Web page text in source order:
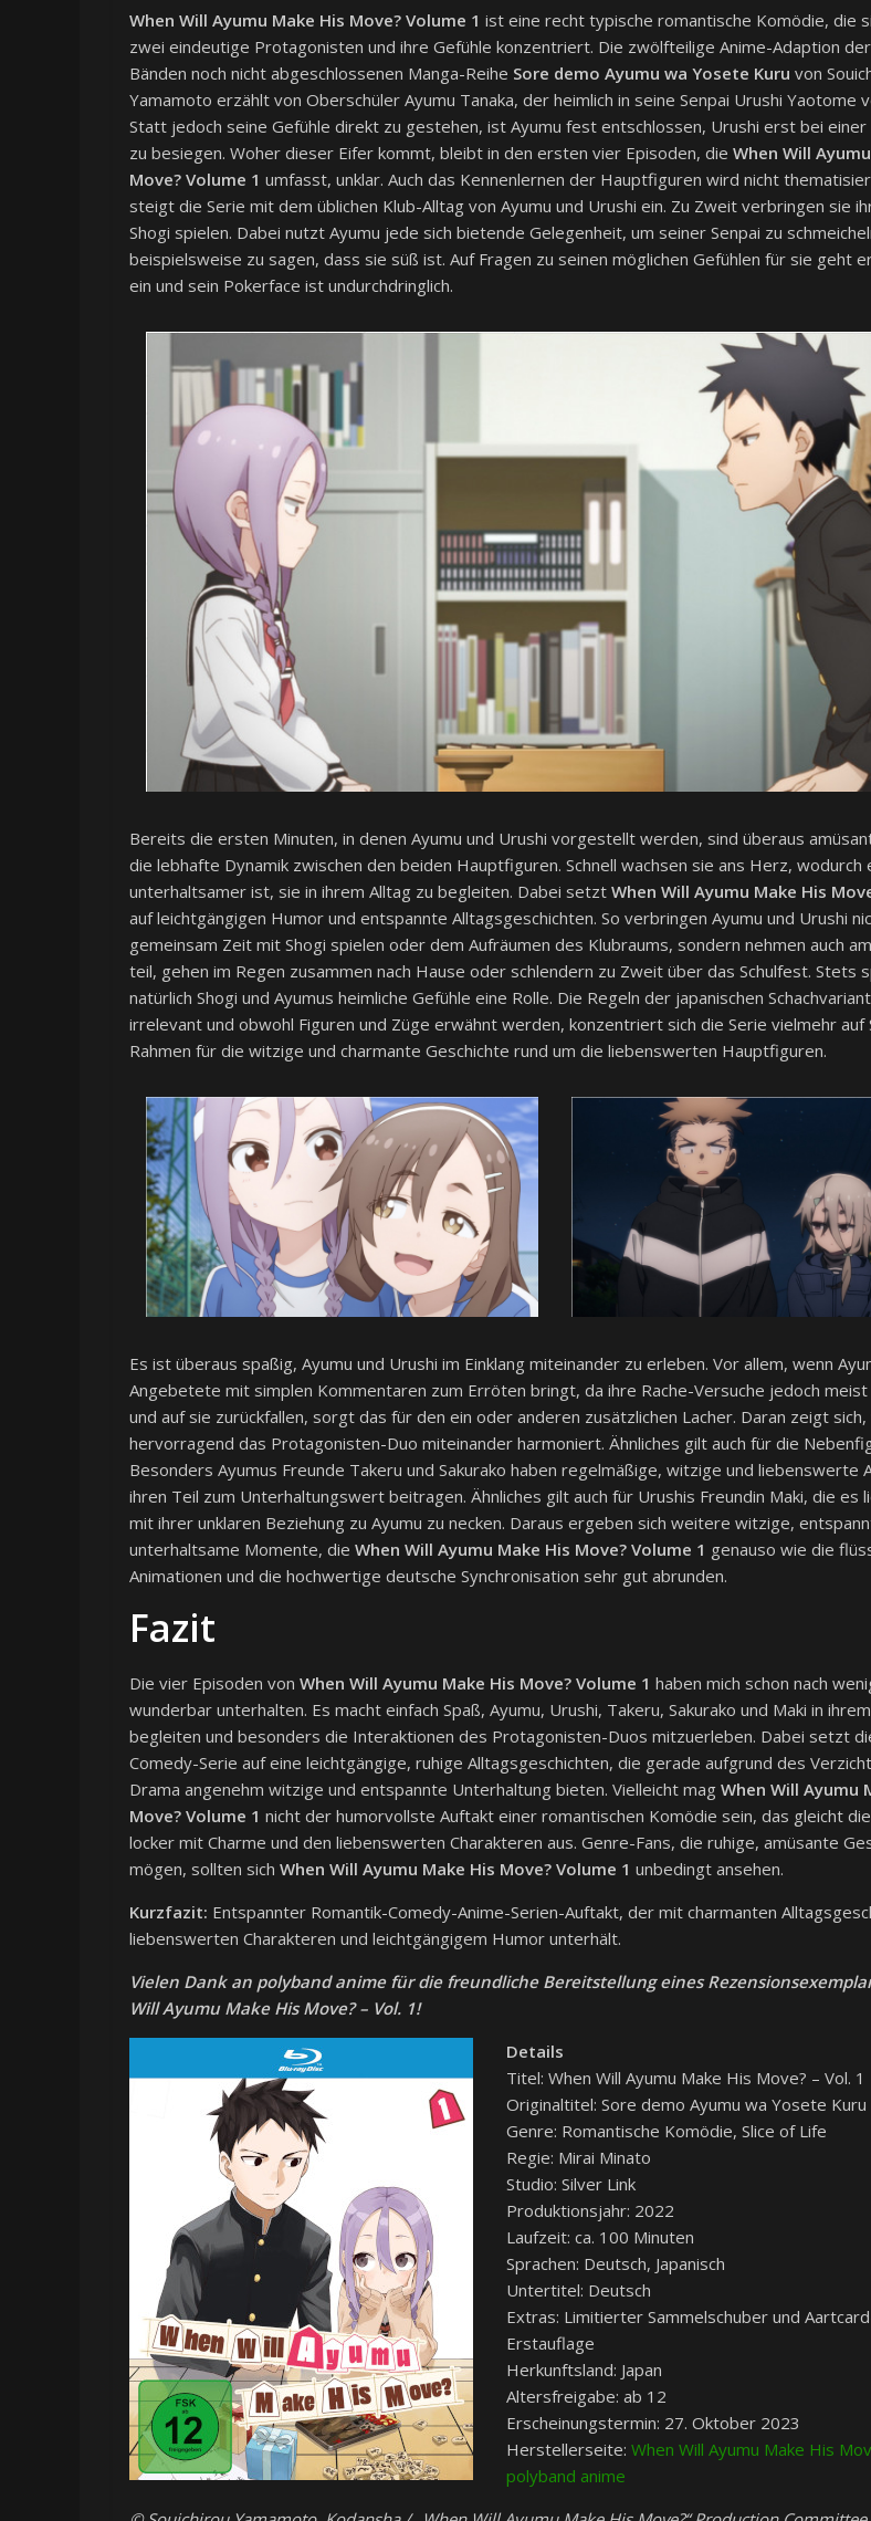
When Will Ayumu Make His Move? Volume 1 ist eine recht typische romantische Komödie, die
zwei eindeutige Protagonisten und ihre Gefühle konzentriert. Die zwölfteilige Anime-Adaption
Bänden noch nicht abgeschlossenen Manga-Reihe Sore demo Ayumu wa Yosete Kuru von
Yamamoto erzählt von Oberschüler Ayumu Tanaka, der heimlich in seine Senpai Urushi Yaotome
Statt jedoch seine Gefühle direkt zu gestehen, ist Ayumu fest entschlossen, Urushi erst bei einer
zu besiegen. Woher dieser Eifer kommt, bleibt in den ersten vier Episoden, die When Will
Move? Volume 1 umfasst, unklar. Auch das Kennenlernen der Hauptfiguren wird nicht
steigt die Serie mit dem üblichen Klub-Alltag von Ayumu und Urushi ein. Zu Zweit verbringen sie
Shogi spielen. Dabei nutzt Ayumu jede sich bietende Gelegenheit, um seiner Senpai zu
beispielsweise zu sagen, dass sie süß ist. Auf Fragen zu seinen möglichen Gefühlen für sie geht
ein und sein Pokerface ist undurchdringlich.
Bereits die ersten Minuten, in denen Ayumu und Urushi vorgestellt werden, sind überaus
die lebhafte Dynamik zwischen den beiden Hauptfiguren. Schnell wachsen sie ans Herz, wodurch
unterhaltsamer ist, sie in ihrem Alltag zu begleiten. Dabei setzt When Will Ayumu Make His
auf leichtgängigen Humor und entspannte Alltagsgeschichten. So verbringen Ayumu und Urushi
gemeinsam Zeit mit Shogi spielen oder dem Aufräumen des Klubraums, sondern nehmen auch
teil, gehen im Regen zusammen nach Hause oder schlendern zu Zweit über das Schulfest. Stets
natürlich Shogi und Ayumus heimliche Gefühle eine Rolle. Die Regeln der japanischen
irrelevant und obwohl Figuren und Züge erwähnt werden, konzentriert sich die Serie vielmehr auf
Rahmen für die witzige und charmante Geschichte rund um die liebenswerten Hauptfiguren.
Es ist überaus spaßig, Ayumu und Urushi im Einklang miteinander zu erleben. Vor allem, wenn
Angebetete mit simplen Kommentaren zum Erröten bringt, da ihre Rache-Versuche jedoch meist
und auf sie zurückfallen, sorgt das für den ein oder anderen zusätzlichen Lacher. Daran zeigt sich,
hervorragend das Protagonisten-Duo miteinander harmoniert. Ähnliches gilt auch für die
Besonders Ayumus Freunde Takeru und Sakurako haben regelmäßige, witzige und liebenswerte
ihren Teil zum Unterhaltungswert beitragen. Ähnliches gilt auch für Urushis Freundin Maki, die es
mit ihrer unklaren Beziehung zu Ayumu zu necken. Daraus ergeben sich weitere witzige,
unterhaltsame Momente, die When Will Ayumu Make His Move? Volume 1 genauso wie die
Animationen und die hochwertige deutsche Synchronisation sehr gut abrunden.
Fazit
Die vier Episoden von When Will Ayumu Make His Move? Volume 1 haben mich schon nach
wunderbar unterhalten. Es macht einfach Spaß, Ayumu, Urushi, Takeru, Sakurako und Maki in
begleiten und besonders die Interaktionen des Protagonisten-Duos mitzuerleben. Dabei setzt
Comedy-Serie auf eine leichtgängige, ruhige Alltagsgeschichten, die gerade aufgrund des
Drama angenehm witzige und entspannte Unterhaltung bieten. Vielleicht mag When Will Ayumu
Move? Volume 1 nicht der humorvollste Auftakt einer romantischen Komödie sein, das gleicht
locker mit Charme und den liebenswerten Charakteren aus. Genre-Fans, die ruhige, amüsante
mögen, sollten sich When Will Ayumu Make His Move? Volume 1 unbedingt ansehen.
Kurzfazit: Entspannter Romantik-Comedy-Anime-Serien-Auftakt, der mit charmanten
liebenswerten Charakteren und leichtgängigem Humor unterhält.
Vielen Dank an polyband anime für die freundliche Bereitstellung eines
Will Ayumu Make His Move? – Vol. 1!
Details
Titel: When Will Ayumu Make His Move? – Vol. 1
Originaltitel: Sore demo Ayumu wa Yosete Kuru
Genre: Romantische Komödie, Slice of Life
Regie: Mirai Minato
Studio: Silver Link
Produktionsjahr: 2022
Laufzeit: ca. 100 Minuten
Sprachen: Deutsch, Japanisch
Untertitel: Deutsch
Extras: Limitierter Sammelschuber und
Erstauflage
Herkunftsland: Japan
Altersfreigabe: ab 12
Erscheinungstermin: 27. Oktober 2023
Herstellerseite: When Will Ayumu Make His
polyband anime